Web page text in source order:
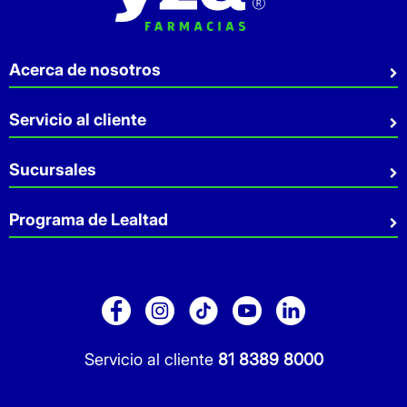
Servicio al cliente 81 8389 8000
Acerca de nosotros
Quiénes somos
Sostenibilidad
Aviso de privacidad
Servicio al cliente
Preguntas Frecuentes
Contacto
Facturación
Sucursales
Sucursales
Servicio a Domicilio
Pago de Servicios
Programa de Lealtad
Folleto Promocional
Sitio Dermocosmética